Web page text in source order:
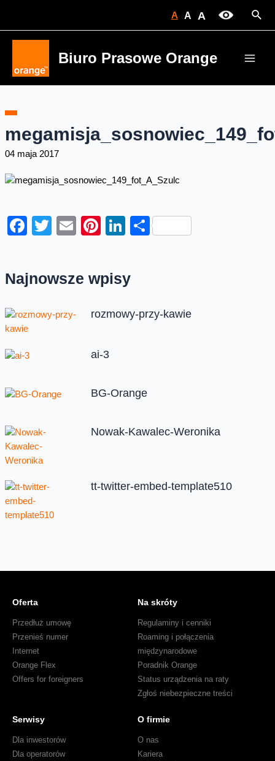
A A A
Biuro Prasowe Orange
04 maja 2017
Facebook
Twitter
EmailPinterest
LinkedIn
Share
Najnowsze wpisy
rozmowy-przy-kawie
ai-3
BG-Orange
Nowak-Kawalec-Weronika
tt-twitter-embed-template510
Oferta
Przedłuż umowę
Przenieś numer
Internet
Orange Flex
Offers for foreigners
Na skróty
Regulaminy i cenniki
Roaming i połączenia
międzynarodowe
Poradnik Orange
Status urządzenia na raty
Zgłoś niebezpieczne treści
Serwisy
Dla inwestorów
Dla operatorów
O firmie
O nas
Kariera